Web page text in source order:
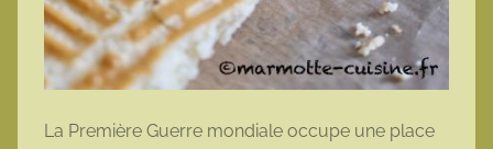
La Première Guerre mondiale occupe une place